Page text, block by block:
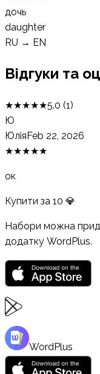
дочь
daughter
RU → EN
Відгуки та
★★★★★5.0 (1)
Ю
ЮліяFeb 22, 2026
★★★★★
ок
Купити за 10 💎
Набори можна
додатку WordPlus.
WordPlus